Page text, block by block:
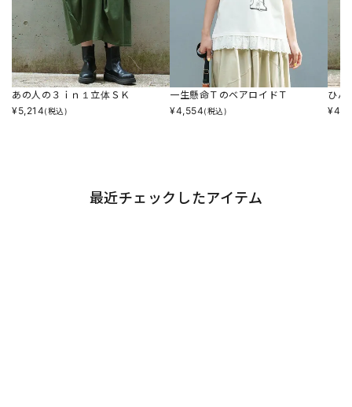
あの人の３ｉｎ１立体ＳＫ
¥5,214(税込)
一生懸命ＴのベアロイドＴ
¥4,554(税込)
ひん
¥
最近チェックしたアイテム